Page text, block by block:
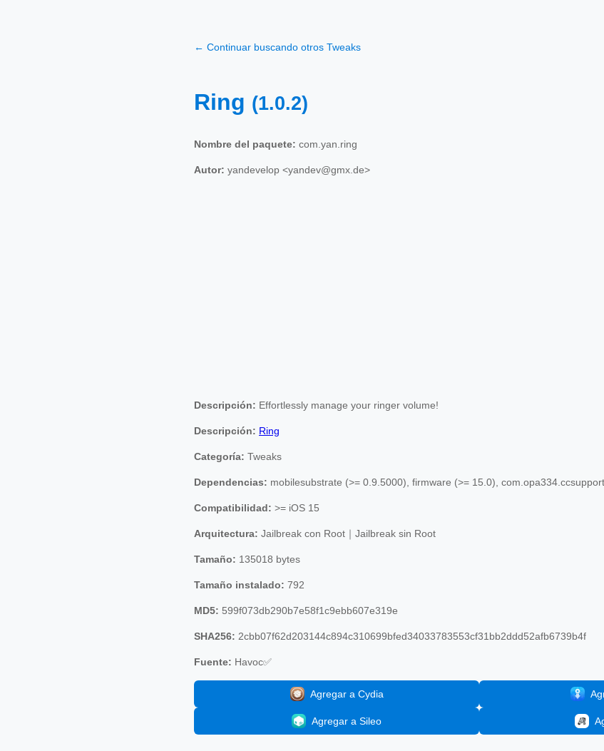
← Continuar buscando otros Tweaks
Ring (1.0.2)
Nombre del paquete: com.yan.ring
Autor: yandevelop <yandev@gmx.de>
Descripción: Effortlessly manage your ringer volume!
Descripción: Ring
Categoría: Tweaks
Dependencias: mobilesubstrate (>= 0.9.5000), firmware (>= 15.0), com.opa334.ccsupport
Compatibilidad: >= iOS 15
Arquitectura: Jailbreak con Root｜Jailbreak sin Root
Tamaño: 135018 bytes
Tamaño instalado: 792
MD5: 599f073db290b7e58f1c9ebb607e319e
SHA256: 2cbb07f62d203144c894c310699bfed34033783553cf31bb2ddd52afb6739b4f
Fuente: Havoc✅
Agregar a Cydia
Agregar a Sileo